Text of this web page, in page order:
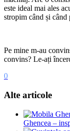
este ideal mai ales
stropim când și când
Pe mine m-au
convins? Le-ați
0
Alte articole
Ghencea –